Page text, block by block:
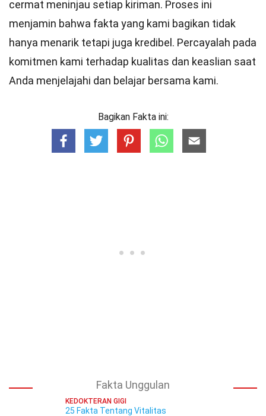
cermat meninjau setiap kiriman. Proses ini
menjamin bahwa fakta yang kami bagikan tidak
hanya menarik tetapi juga kredibel. Percayalah pada
komitmen kami terhadap kualitas dan keaslian saat
Anda menjelajahi dan belajar bersama kami.
Bagikan Fakta ini:
Fakta Unggulan
KEDOKTERAN GIGI
25 Fakta Tentang Vitalitas